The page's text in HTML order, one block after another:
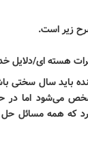
زیر است.
باید سال سختی
می‌شود اما در
که همه